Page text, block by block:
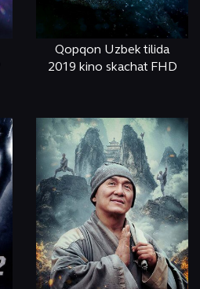
Qopqon Uzbek tilida
2019 kino skachat FHD